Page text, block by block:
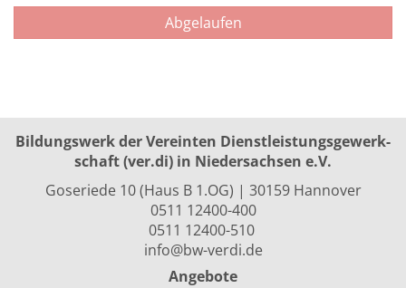
Abgelaufen
Bildungswerk der Vereinten Dienst­leis­tungs­ge­werk­
schaft (ver.di) in Niedersachsen e.V.
Goseriede 10 (Haus B 1.OG) | 30159 Hannover
0511 12400-400
0511 12400-510
info@bw-verdi.de
Angebote